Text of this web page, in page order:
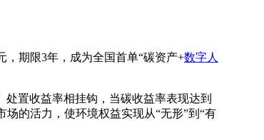
，期限3年，成为全国首单“碳资产+数字人
置收益率相挂钩，当碳收益率表现达到
的活力，使环境权益实现从“无形”到“有